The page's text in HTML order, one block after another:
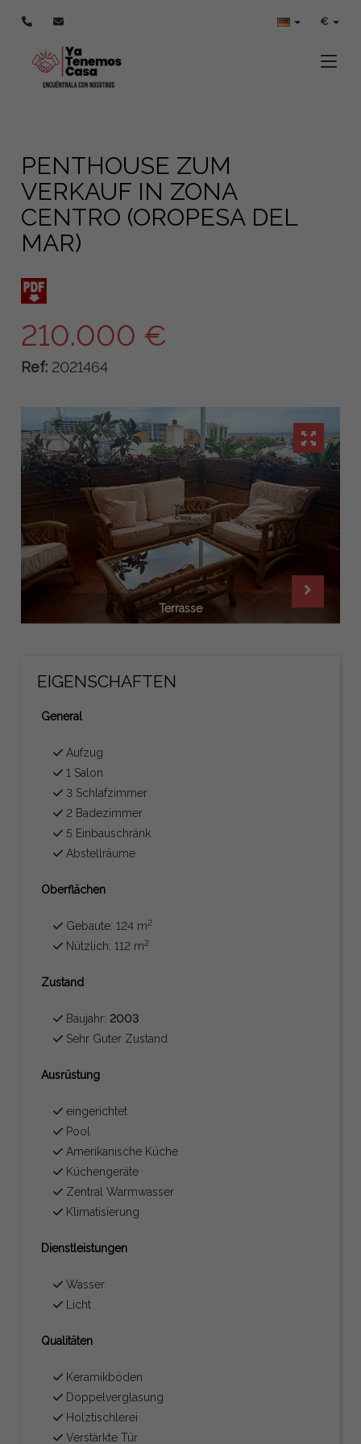
€
PENTHOUSE ZUM
VERKAUF IN ZONA
CENTRO (OROPESA DEL
MAR)
210.000 €
Ref: 2021464
Terrasse
EIGENSCHAFTEN
General
Aufzug
1 Salon
3 Schlafzimmer
2 Badezimmer
5 Einbauschränk
Abstellräume
Oberflächen
Gebaute: 124 m2
Nützlich: 112 m2
Zustand
Baujahr: 2003
Sehr Guter Zustand
Ausrüstung
eingerichtet
Pool
Amerikanische Küche
Küchengeräte
Zentral Warmwasser
Klimatisierung
Dienstleistungen
Wasser
Licht
Qualitäten
Keramikböden
Doppelverglasung
Holztischlerei
Verstärkte Tür